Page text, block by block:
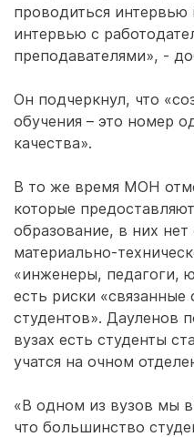
проводиться интервью
интервью с
преподавателями», -
Он подчеркнул, что
обучения – это номер
качества».
В то же время МОН
которые
образование, в них
материально-
«инженеры, педагоги,
есть риски «связанные
студентов». Дауленов
вузах есть студенты
учатся на очном
«В одном из вузов мы
что большинство